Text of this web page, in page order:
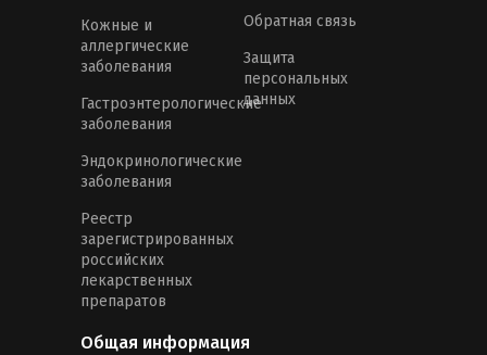
Кожные и
аллергические
заболевания
Гастроэнтерологические
заболевания
Эндокринологические
заболевания
Реестр
зарегистрированных
российских
лекарственных
препаратов
Обратная связь
Защита
персональных
данных
Общая информация